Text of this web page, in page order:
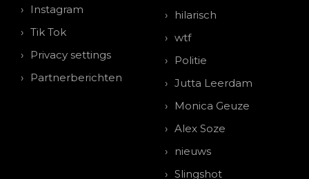
Instagram
Tik Tok
Privacy settings
Partnerberichten
hilarisch
wtf
Politie
Jutta Leerdam
Monica Geuze
Alex Soze
nieuws
Slingshot